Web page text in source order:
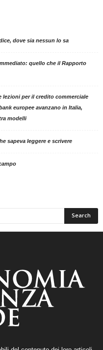
dove sia nessun lo sa
quello che il Rapporto
lezioni per il credito commerciale
europee avanzano in Italia,
modelli
sapeva leggere e scrivere